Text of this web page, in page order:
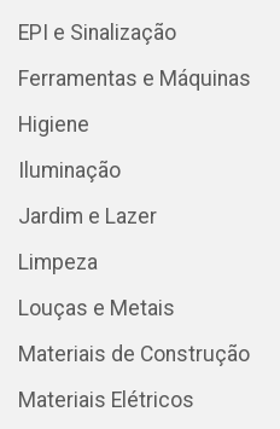
EPI e Sinalização
Ferramentas e Máquinas
Higiene
Iluminação
Jardim e Lazer
Limpeza
Louças e Metais
Materiais de Construção
Materiais Elétricos